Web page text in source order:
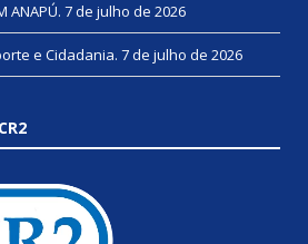
ANAPÚ. 7 de julho de 2026
e Cidadania. 7 de julho de 2026